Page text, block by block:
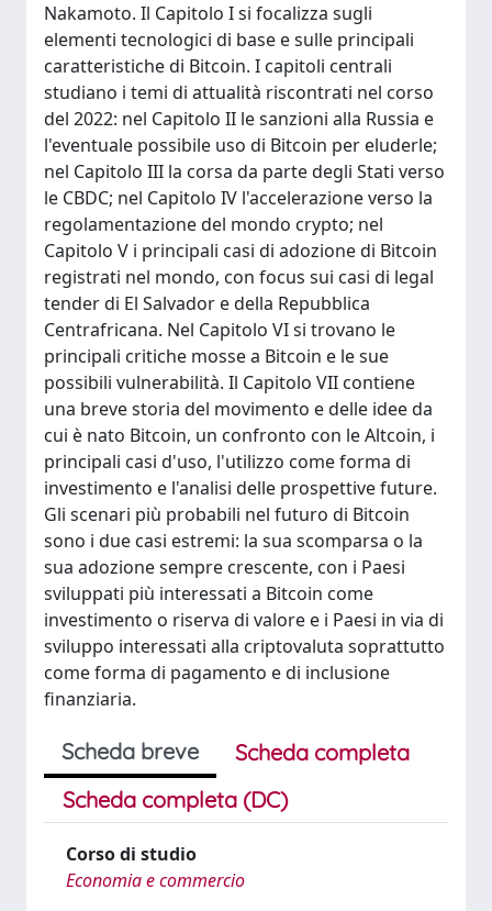
Nakamoto. Il Capitolo I si focalizza sugli
elementi tecnologici di base e sulle principali
caratteristiche di Bitcoin. I capitoli centrali
studiano i temi di attualità riscontrati nel corso
del 2022: nel Capitolo II le sanzioni alla Russia e
l'eventuale possibile uso di Bitcoin per eluderle;
nel Capitolo III la corsa da parte degli Stati verso
le CBDC; nel Capitolo IV l'accelerazione verso la
regolamentazione del mondo crypto; nel
Capitolo V i principali casi di adozione di Bitcoin
registrati nel mondo, con focus sui casi di legal
tender di El Salvador e della Repubblica
Centrafricana. Nel Capitolo VI si trovano le
principali critiche mosse a Bitcoin e le sue
possibili vulnerabilità. Il Capitolo VII contiene
una breve storia del movimento e delle idee da
cui è nato Bitcoin, un confronto con le Altcoin, i
principali casi d'uso, l'utilizzo come forma di
investimento e l'analisi delle prospettive future.
Gli scenari più probabili nel futuro di Bitcoin
sono i due casi estremi: la sua scomparsa o la
sua adozione sempre crescente, con i Paesi
sviluppati più interessati a Bitcoin come
investimento o riserva di valore e i Paesi in via di
sviluppo interessati alla criptovaluta soprattutto
come forma di pagamento e di inclusione
finanziaria.
Scheda breve
Scheda completa
Scheda completa (DC)
Corso di studio
Economia e commercio